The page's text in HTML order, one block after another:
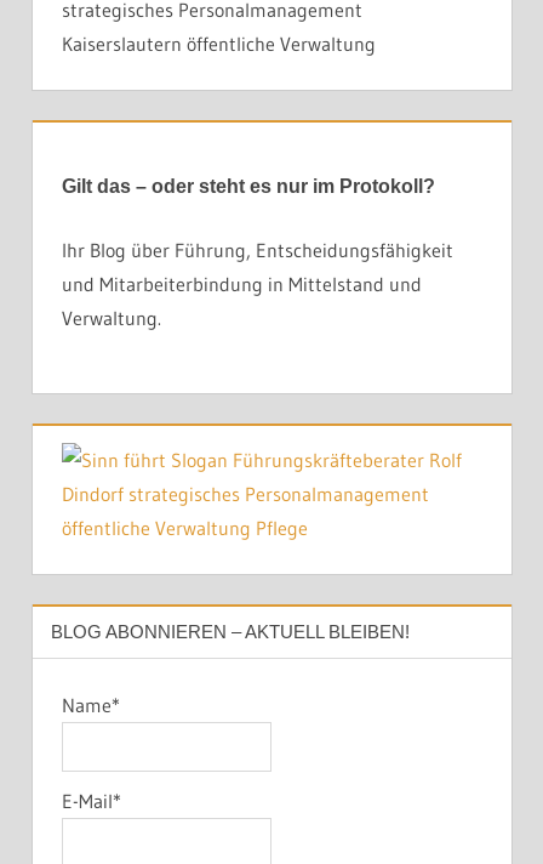
Gilt das – oder steht es nur im Protokoll?
Ihr Blog über Führung, Entscheidungsfähigkeit
und Mitarbeiterbindung in Mittelstand und
Verwaltung.
BLOG ABONNIEREN – AKTUELL BLEIBEN!
Name*
E-Mail*